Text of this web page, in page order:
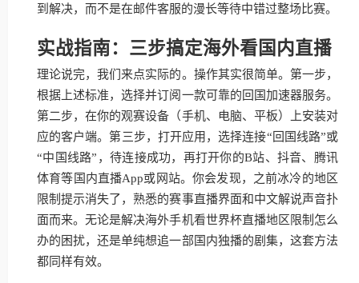
到解决，而不是在邮件客服的漫长等待中错过整场比赛。
实战指南：三步搞定海外看国内直播
理论说完，我们来点实际的。操作其实很简单。第一步，
根据上述标准，选择并订阅一款可靠的回国加速器服务。
第二步，在你的观赛设备（手机、电脑、平板）上安装对
应的客户端。第三步，打开应用，选择连接“回国线路”或
“中国线路”，待连接成功，再打开你的B站、抖音、腾讯
体育等国内直播App或网站。你会发现，之前冰冷的地区
限制提示消失了，熟悉的赛事直播界面和中文解说声音扑
面而来。无论是解决海外手机看世界杯直播地区限制怎么
办的困扰，还是单纯想追一部国内独播的剧集，这套方法
都同样有效。